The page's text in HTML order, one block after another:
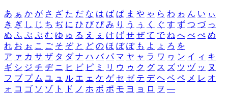
あ ぁ か が さ ざ た だ な は ば ぱ ま や ゃ ら わ ゎ ん い ぃ
き ぎ し じ ち ぢ に ひ び ぴ み り う ぅ く ぐ す ず つ づ っ
ぬ ふ ぶ ぷ む ゆ ゅ る え ぇ け げ せ ぜ て で ね へ べ ぺ め
れ お ぉ こ ご そ ぞ と ど の ほ ぼ ぽ も よ ょ ろ を
ア ァ カ サ ザ タ ダ ナ ハ バ パ マ ヤ ャ ラ ワ ヮ ン イ ィ キ
ギ シ ジ チ ヂ ニ ヒ ビ ピ ミ リ ウ ゥ ク グ ス ズ ツ ヅ ッ ヌ
フ ブ プ ム ユ ュ ル エ ェ ケ ゲ セ ゼ テ デ ヘ ベ ペ メ レ オ
ォ コ ゴ ソ ゾ ト ド ノ ホ ボ ポ モ ヨ ョ ロ ヲ ―